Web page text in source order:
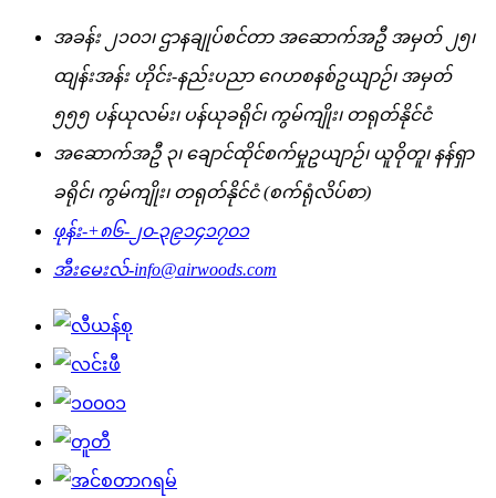
အခန်း ၂၁၀၁၊ ဌာနချုပ်စင်တာ အဆောက်အဦ အမှတ် ၂၅၊
ထျန်းအန်း ဟိုင်း-နည်းပညာ ဂေဟစနစ်ဥယျာဉ်၊ အမှတ်
၅၅၅ ပန်ယုလမ်း၊ ပန်ယုခရိုင်၊ ကွမ်ကျိုး၊ တရုတ်နိုင်ငံ
အဆောက်အဦ ၃၊ ချောင်ထိုင်စက်မှုဥယျာဉ်၊ ယူဝိုတူ၊ နန်ရှာ
ခရိုင်၊ ကွမ်ကျိုး၊ တရုတ်နိုင်ငံ (စက်ရုံလိပ်စာ)
ဖုန်း-+၈၆-၂၀-၃၉၁၄၁၇၀၁
အီးမေးလ်-info@airwoods.com